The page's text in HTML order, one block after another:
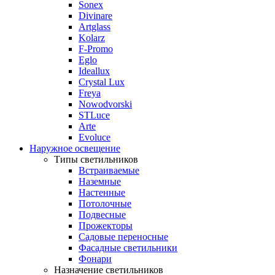
Sonex
Divinare
Artglass
Kolarz
F-Promo
Eglo
Ideallux
Crystal Lux
Freya
Nowodvorski
STLuce
Arte
Evoluce
Наружное освещение
Типы светильников
Встраиваемые
Наземные
Настенные
Потолочные
Подвесные
Прожекторы
Садовые переносные
Фасадные светильники
Фонари
Назначение светильников